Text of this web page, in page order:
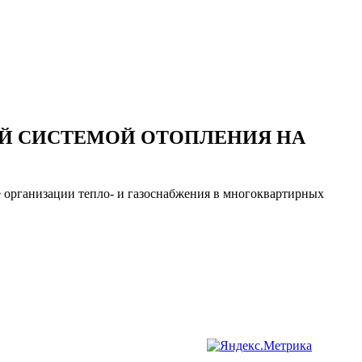
СИСТЕМОЙ ОТОПЛЕНИЯ НА
тепло- и газоснабжения в многоквартирных